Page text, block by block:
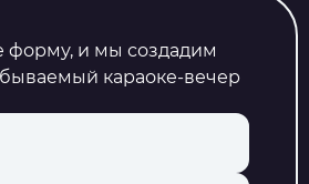
форму, и мы создадим
караоке-вечер